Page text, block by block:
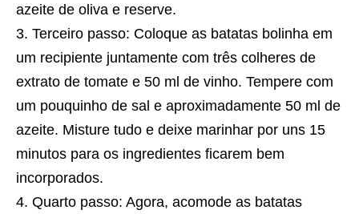
azeite de oliva e reserve.
Terceiro passo: Coloque as batatas bolinha em
um recipiente juntamente com três colheres de
extrato de tomate e 50 ml de vinho. Tempere com
um pouquinho de sal e aproximadamente 50 ml de
azeite. Misture tudo e deixe marinhar por uns 15
minutos para os ingredientes ficarem bem
incorporados.
Quarto passo: Agora, acomode as batatas